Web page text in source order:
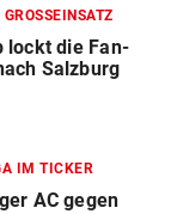
lockt die Fan-
Salzburg
IM TICKER
AC gegen